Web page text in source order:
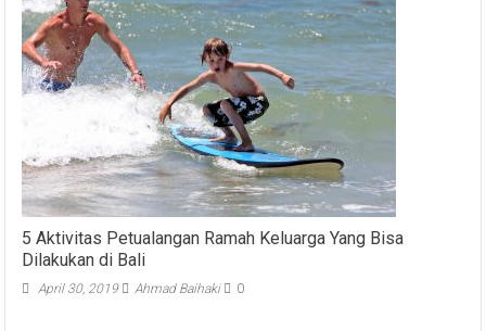
5 Aktivitas Petualangan Ramah Keluarga Yang Bisa
Dilakukan di Bali
April 30, 2019 Ahmad Baihaki 0